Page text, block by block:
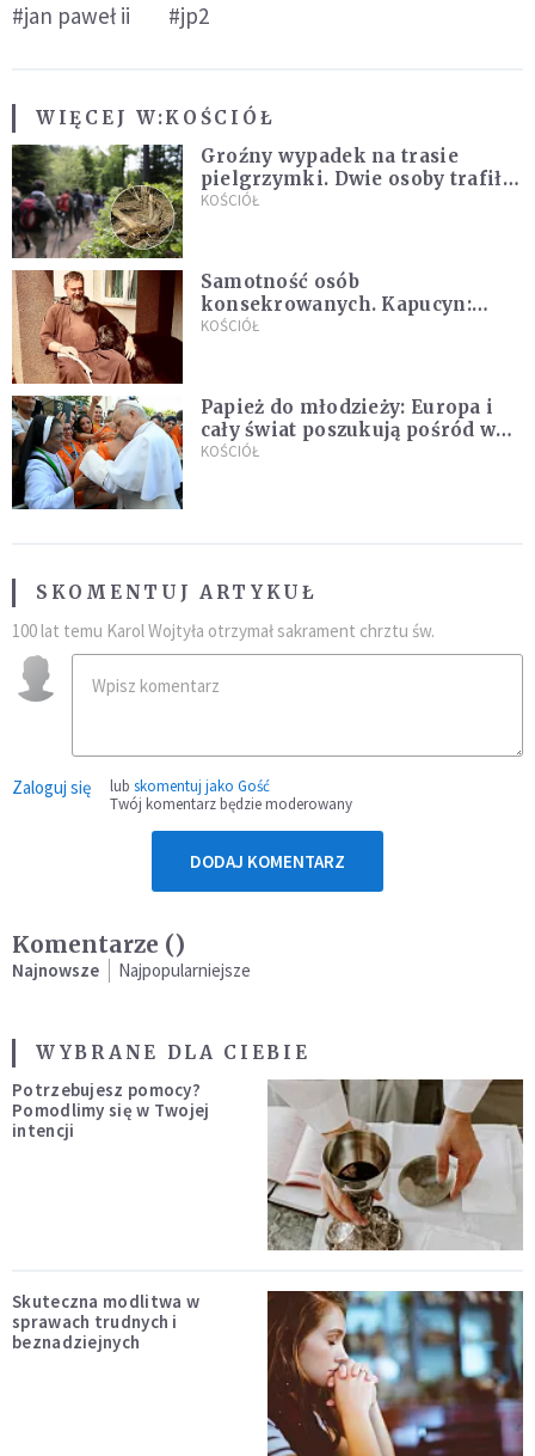
#jan paweł ii #jp2
WIĘCEJ W:KOŚCIÓŁ
Groźny wypadek na trasie
pielgrzymki. Dwie osoby trafiły
do szpitala
KOŚCIÓŁ
Samotność osób
konsekrowanych. Kapucyn:
Życie w pojedynkę rzadko jest
KOŚCIÓŁ
Papież do młodzieży: Europa i
cały świat poszukują pośród was
nowych świętych
KOŚCIÓŁ
SKOMENTUJ ARTYKUŁ
100 lat temu Karol Wojtyła otrzymał sakrament chrztu św.
Zaloguj się lub skomentuj jako Gość
Twój komentarz będzie moderowany
DODAJ KOMENTARZ
Komentarze ()
Najnowsze Najpopularniejsze
WYBRANE DLA CIEBIE
Potrzebujesz pomocy?
Pomodlimy się w Twojej
intencji
Skuteczna modlitwa w
sprawach trudnych i
beznadziejnych